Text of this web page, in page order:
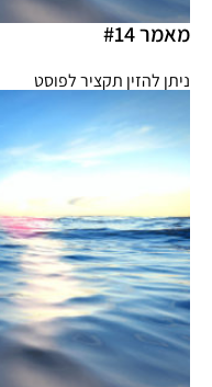
מאמר #14
ניתן להזין תקציר לפוסט